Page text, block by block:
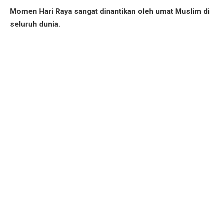
Momen Hari Raya sangat dinantikan oleh umat Muslim di
seluruh dunia.